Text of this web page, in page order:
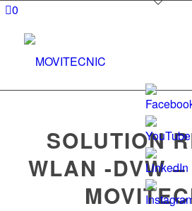
0
SOLUTION
WLAN -DVW
Set
Youtube